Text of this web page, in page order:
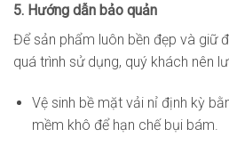
5. Hướng dẫn bảo quản
Để sản phẩm luôn bền đẹp và giữ
quá trình sử dụng, quý khách nên
Vệ sinh bề mặt vải nỉ định kỳ
mềm khô để hạn chế bụi bám.